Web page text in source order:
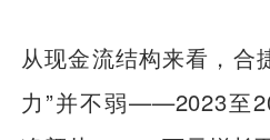
从现金流结构来看，合
力”并不弱——2023至